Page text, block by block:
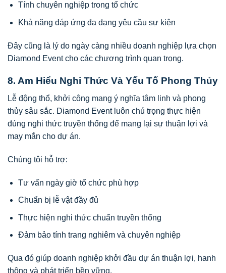
Tính chuyên nghiệp trong tổ chức
Khả năng đáp ứng đa dạng yêu cầu sự kiện
Đây cũng là lý do ngày càng nhiều doanh nghiệp lựa chọn
Diamond Event cho các chương trình quan trọng.
8. Am Hiểu Nghi Thức Và Yếu Tố Phong Thủy
Lễ động thổ, khởi công mang ý nghĩa tâm linh và phong
thủy sâu sắc. Diamond Event luôn chú trọng thực hiện
đúng nghi thức truyền thống để mang lại sự thuận lợi và
may mắn cho dự án.
Chúng tôi hỗ trợ:
Tư vấn ngày giờ tổ chức phù hợp
Chuẩn bị lễ vật đầy đủ
Thực hiện nghi thức chuẩn truyền thống
Đảm bảo tính trang nghiêm và chuyên nghiệp
Qua đó giúp doanh nghiệp khởi đầu dự án thuận lợi, hanh
thông và phát triển bền vững.